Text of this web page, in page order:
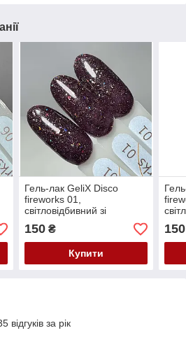
Гель-лак GeliX Disco
fireworks 01,
світловідбивний зі
шматочками битого скла
150₴
Купити
150
за рік